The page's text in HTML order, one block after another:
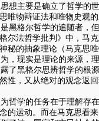
想主要是确立了哲学的
唯物辩证法和唯物史观
黑格尔哲学的追随者，
尔法哲学批判》中，马
秘的抽象理论（马克思
现实是理论的来源，理
黑格尔思辨哲学的根源
性，又从绝对的观念返
学的任务在于理解存在
的运动。而在马克思看